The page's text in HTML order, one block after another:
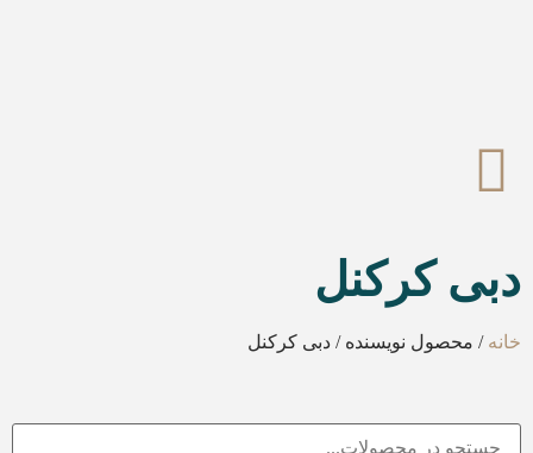
دبی کرکنل
خانه / محصول نویسنده / دبی کرکنل